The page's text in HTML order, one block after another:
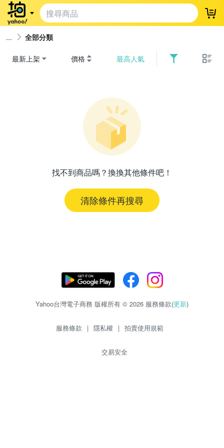
登
全部分類
最新上架 價格 最高人氣
找不到商品嗎？換換其他條件吧！
清除條件再搜尋
Yahoo台灣電子商務 版權所有 © 2026 服務條款(更新)
服務條款 | 隱私權 | 拍賣使用規範
交易安全